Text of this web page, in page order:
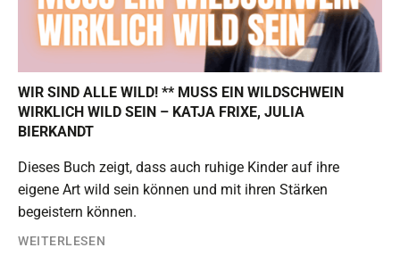
WIR SIND ALLE WILD! ** MUSS EIN WILDSCHWEIN
WIRKLICH WILD SEIN – KATJA FRIXE, JULIA
BIERKANDT
Dieses Buch zeigt, dass auch ruhige Kinder auf ihre
eigene Art wild sein können und mit ihren Stärken
begeistern können.
WEITERLESEN